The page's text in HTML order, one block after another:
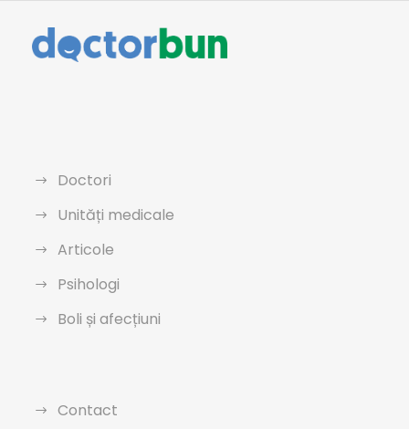
Doctori
Unități medicale
Articole
Psihologi
Boli și afecțiuni
Contact